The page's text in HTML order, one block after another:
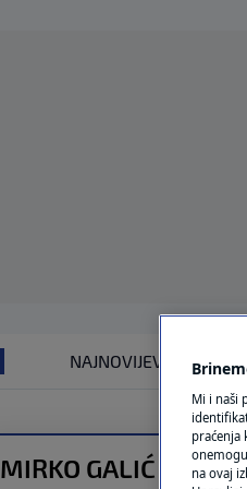
NAJNOVIJEVIJESTI
MIRKO GALIĆ
Mi i naši
praćenja
na ovaj